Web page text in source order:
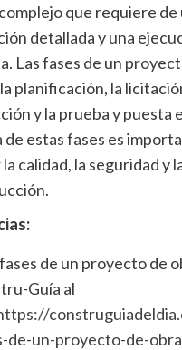
que requiere de
detallada y una
Las fases de un
planificación, la
y la prueba y puesta
de estas fases es
calidad, la seguridad y
de un proyecto de
Guía al
de-un-proyecto-de-